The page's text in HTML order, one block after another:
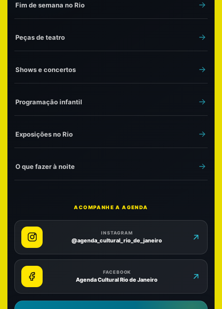
Fim de semana no Rio
Peças de teatro
Shows e concertos
Programação infantil
Exposições no Rio
O que fazer à noite
ACOMPANHE A AGENDA
INSTAGRAM
@agenda_cultural_rio_de_janeiro
FACEBOOK
Agenda Cultural Rio de Janeiro